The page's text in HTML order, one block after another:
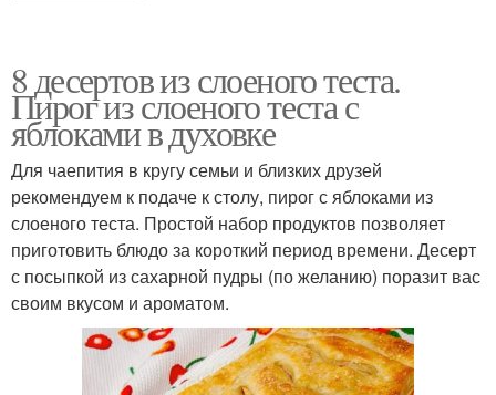
8 десертов из слоеного теста.
Пирог из слоеного теста с
яблоками в духовке
Для чаепития в кругу семьи и близких друзей
рекомендуем к подаче к столу, пирог с яблоками из
слоеного теста. Простой набор продуктов позволяет
приготовить блюдо за короткий период времени. Десерт
с посыпкой из сахарной пудры (по желанию) поразит вас
своим вкусом и ароматом.